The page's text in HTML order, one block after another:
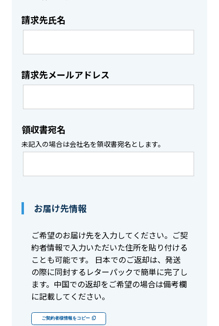
請求先氏名
請求先メールアドレス
領収書宛名
未記入の場合は会社名を領収書宛名とします。
お届け先情報
ご希望のお届け先を入力してください。ご契
約者情報で入力いただいた住所を貼り付ける
ことも可能です。 日本でのご返却は、発送
の際に同封するレターパックで簡単に完了し
ます。中国での返却をご希望の場合は備考欄
に記載してください。
ご契約者様情報をコピー